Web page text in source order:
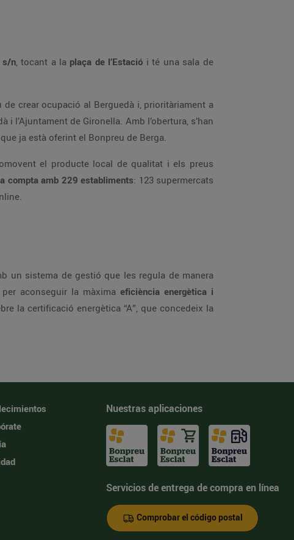
s/n, tocant a la plaça de l’Estació i té una sala de
crear ocupació al Berguedà i, prioritàriament a
l’Ajuntament de Gironella. Amb l’obertura, s’han
ja està oferint el Bonpreu de Berga.
el producte local de qualitat i els preus
compta amb 229 establiments: 123 supermercats
un sistema de gestió que les regula de manera
aconseguir la màxima eficiència energètica i
la certificació energètica “A”, que concedeix la
Nuestras aplicaciones
Servicios de entrega de compra en línea
Comprobar el código postal